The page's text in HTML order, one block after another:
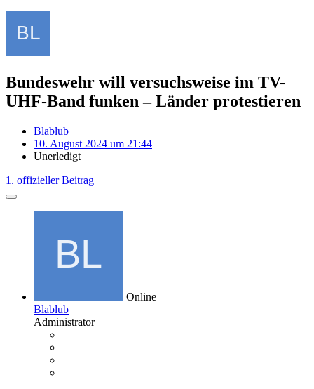
Bundeswehr will versuchsweise im TV-
UHF-Band funken – Länder protestieren
Blablub
10. August 2024 um 21:44
Unerledigt
1. offizieller Beitrag
Online
Blablub
Administrator